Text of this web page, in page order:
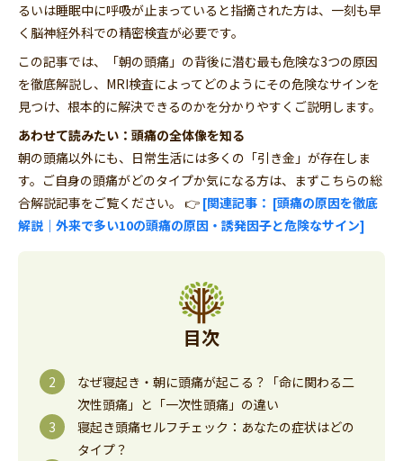
るいは睡眠中に呼吸が止まっていると指摘された方は、一刻も早
く脳神経外科での精密検査が必要です。
この記事では、「朝の頭痛」の背後に潜む最も危険な3つの原因
を徹底解説し、MRI検査によってどのようにその危険なサインを
見つけ、根本的に解決できるのかを分かりやすくご説明します。
あわせて読みたい：頭痛の全体像を知る
朝の頭痛以外にも、日常生活には多くの「引き金」が存在しま
す。ご自身の頭痛がどのタイプか気になる方は、まずこちらの総
合解説記事をご覧ください。 👉 [関連記事： [頭痛の原因を徹底
解説｜外来で多い10の頭痛の原因・誘発因子と危険なサイン]
目次
なぜ寝起き・朝に頭痛が起こる？「命に関わる二
次性頭痛」と「一次性頭痛」の違い
寝起き頭痛セルフチェック：あなたの症状はどの
タイプ？